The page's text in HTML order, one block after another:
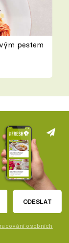
pestem
ODESLAT
osobních